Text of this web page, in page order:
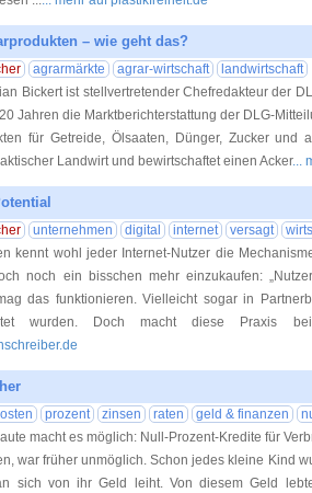
– wie geht das?
agrarmärkte agrar-wirtschaft
landwirtschaft
Bickert ist stellvertretender Chefredakteur der
Jahren die Marktberichterstattung der DLG-
für Getreide, Ölsaaten, Dünger, Zucker und
Landwirt und bewirtschaftet einen Acker...
unternehmen digital internet versagt
kennt wohl jeder Internet-Nutzer die
noch ein bisschen mehr einzukaufen:
das funktionieren. Vielleicht sogar in
wurden. Doch macht diese Praxis
prozent zinsen raten geld & finanzen
macht es möglich: Null-Prozent-Kredite für
war früher unmöglich. Schon jedes kleine Kind
sich von ihr Geld leiht. Von diesem Geld